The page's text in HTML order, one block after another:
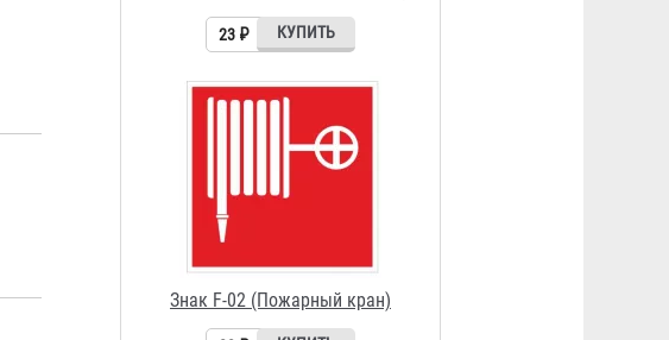
Знак F-02 (Пожарный кран)
23 ₽